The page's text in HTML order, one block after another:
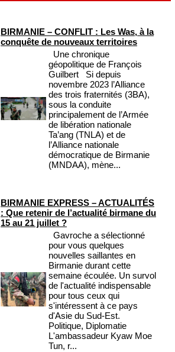
BIRMANIE – CONFLIT : Les Was, à la
conquête de nouveaux territoires
Une chronique
géopolitique de François
Guilbert Si depuis
novembre 2023 l’Alliance
des trois fraternités (3BA),
sous la conduite
principalement de l’Armée
de libération nationale
Ta’ang (TNLA) et de
l’Alliance nationale
démocratique de Birmanie
(MNDAA), mène...
BIRMANIE EXPRESS – ACTUALITÉS
: Que retenir de l’actualité birmane du
15 au 21 juillet ?
Gavroche a sélectionné
pour vous quelques
nouvelles saillantes en
Birmanie durant cette
semaine écoulée. Un survol
de l'actualité indispensable
pour tous ceux qui
s'intéressent à ce pays
d'Asie du Sud-Est.
Politique, Diplomatie
L'ambassadeur Kyaw Moe
Tun, r...